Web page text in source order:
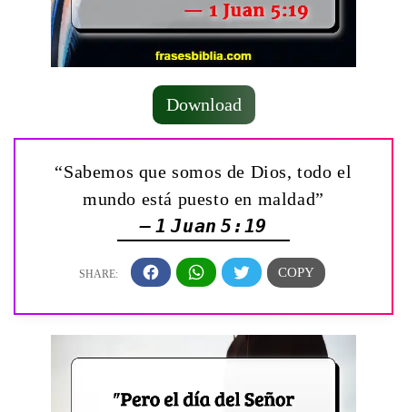
Download
“Sabemos que somos de Dios, todo el
mundo está puesto en maldad”
— 1 Juan 5:19